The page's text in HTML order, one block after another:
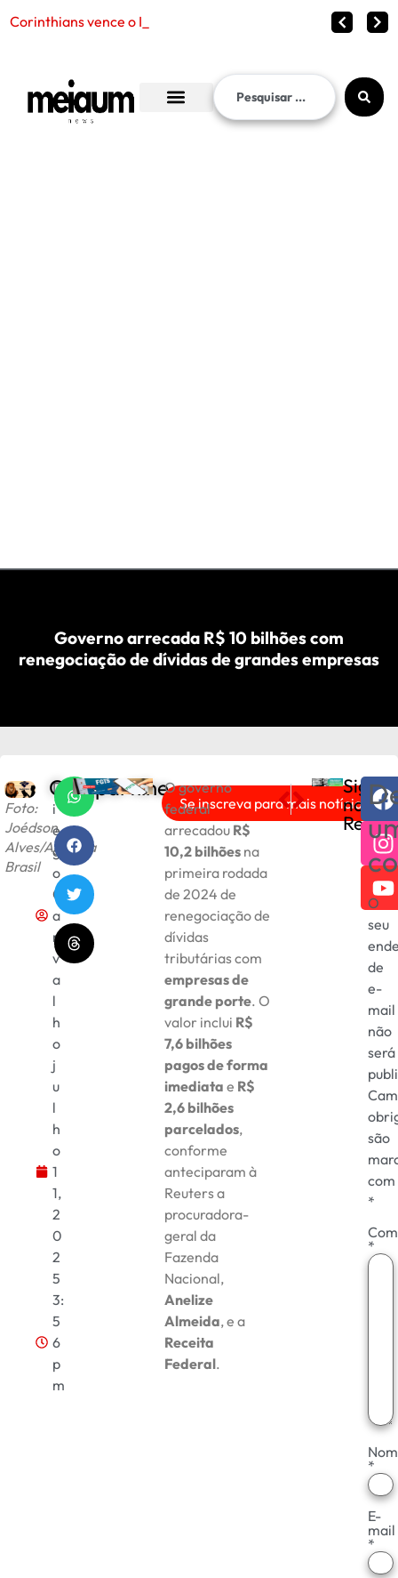
Corinthians vence o Internacional por 2 a 1 e g
Governo arrecada R$ 10 bilhões com
renegociação de dívidas de grandes empresas
Foto:
Joédson
Alves/Agência
Brasil
D
i
e
g
o
C
a
r
v
a
l
h
o
j
u
l
h
o
1
1,
2
0
2
5
3:
5
6
p
m
Compartilhe
Se inscreva para mais notícias!
O governo
federal
arrecadou R$
10,2 bilhões na
primeira rodada
de 2024 de
renegociação de
dívidas
tributárias com
empresas de
grande porte. O
valor inclui R$
7,6 bilhões
pagos de forma
imediata e R$
2,6 bilhões
parcelados,
conforme
anteciparam à
Reuters a
procuradora-
geral da
Fazenda
Nacional,
Anelize
Almeida, e a
Receita
Federal.
ANTERIOR
Fim de semana em
PRÓXIMO
Flamengo vive crise
Sigam
nas
Redes
O
seu
de
e-
mail
não
será
são
com
*
*
*
E-
mail
*